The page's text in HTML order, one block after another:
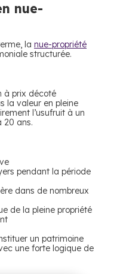
nue-
la nue-propriété
structurée.
à prix décoté
la valeur en pleine
l’usufruit à un
20 ans.
pendant la période
dans de nombreux
de la pleine propriété
un patrimoine
une forte logique de